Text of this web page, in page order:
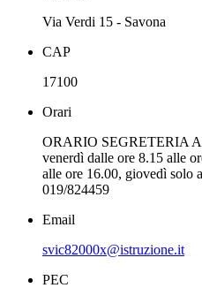
Via Verdi 15 - Savona
CAP
17100
Orari
ORARIO SEGRETERIA
venerdì dalle ore 8.15 alle
alle ore 16.00, giovedì solo
019/824459
Email
svic82000x@istruzione.it
PEC